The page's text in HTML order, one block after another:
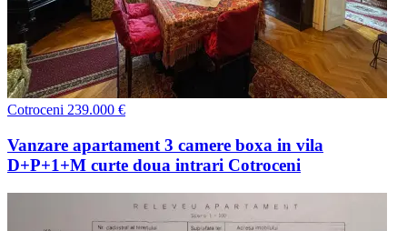
Cotroceni 239.000 €
Vanzare apartament 3 camere boxa in vila
D+P+1+M curte doua intrari Cotroceni